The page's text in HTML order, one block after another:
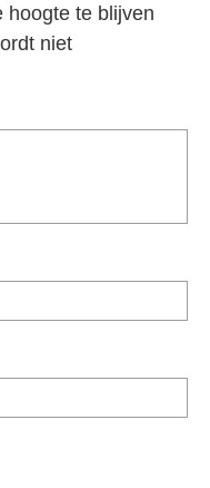
hoogte te blijven
niet